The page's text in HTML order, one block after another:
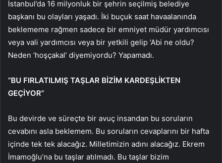
İstanbul’da 16 milyonluk bir şehrin seçilmiş belediye
başkanı bu olayları yaşadı. İki buçuk saat havaalanında
beklememe rağmen sadece bir emniyet müdür yardımcısı
veya vali yardımcısı veya bir yetkili gelip ‘Abi ne oldu?
Neden ‘hoşçakal’ diyemiyordu? Yapamadı.
“BU FIRLATILMIŞ TAŞLAR BİZİM KARDEŞLİKTEN
GEÇİYOR”
Bu devirde ve süreçte bir avuç insandan bu soruların
cevabını asla beklemem. Bu soruların cevaplarını bir hafta
içinde tek tek alacağız. Milletimizin adını alacağız. Ekrem
İmamoğlu’na bu taşlar atılmadı. Bu taşlar bizim